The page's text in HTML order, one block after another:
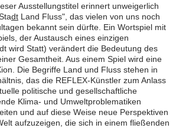
Ausstellungstitel erinnert unweigerlich
dt Land Fluss", das vielen von uns noch
bekannt sein dürfte. Ein Wortspiel mit
der Austausch eines einzigen
wird Statt) verändert die Bedeutung des
Gesamtheit. Aus einem Spiel wird eine
Die Begriffe Land und Fluss stehen in
das die REFLEX-Künstler zum Anlass
politische und gesellschaftliche
Klima- und Umweltproblematiken
und auf diese Weise neue Perspektiven
aufzuzeigen, die sich in einem fließenden